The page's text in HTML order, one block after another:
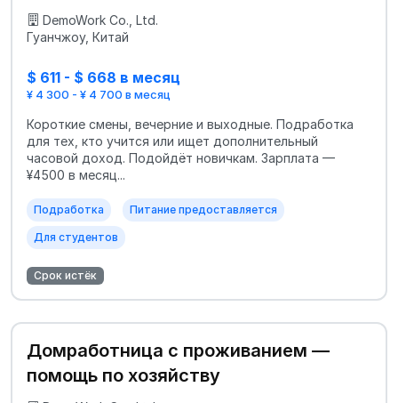
DemoWork Co., Ltd.
Гуанчжоу, Китай
$ 611 - $ 668 в месяц
¥ 4 300 - ¥ 4 700 в месяц
Короткие смены, вечерние и выходные. Подработка
для тех, кто учится или ищет дополнительный
часовой доход. Подойдёт новичкам. Зарплата —
¥4500 в месяц...
Подработка Питание предоставляется
Для студентов
Срок истёк
Домработница с проживанием —
помощь по хозяйству